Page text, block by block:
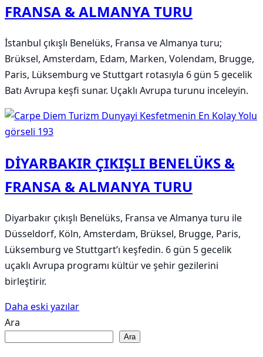
FRANSA & ALMANYA TURU
İstanbul çıkışlı Benelüks, Fransa ve Almanya turu;
Brüksel, Amsterdam, Edam, Marken, Volendam, Brugge,
Paris, Lüksemburg ve Stuttgart rotasıyla 6 gün 5 gecelik
Batı Avrupa keşfi sunar. Uçaklı Avrupa turunu inceleyin.
DİYARBAKIR ÇIKIŞLI BENELÜKS &
FRANSA & ALMANYA TURU
Diyarbakır çıkışlı Benelüks, Fransa ve Almanya turu ile
Düsseldorf, Köln, Amsterdam, Brüksel, Brugge, Paris,
Lüksemburg ve Stuttgart’ı keşfedin. 6 gün 5 gecelik
uçaklı Avrupa programı kültür ve şehir gezilerini
birleştirir.
Yazı
gezinmesi
Daha eski yazılar
Ara
Ara